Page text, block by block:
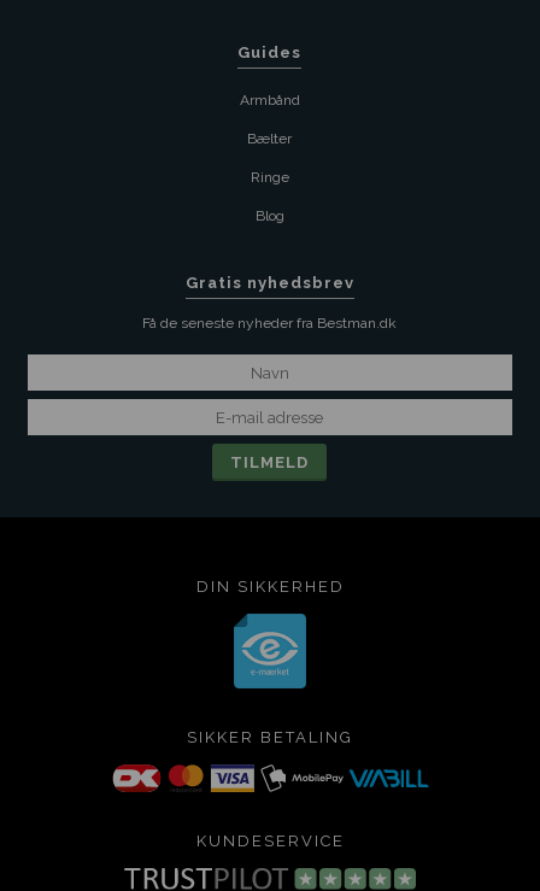
Guides
Armbånd
Bælter
Ringe
Blog
Gratis nyhedsbrev
Få de seneste nyheder fra Bestman.dk
DIN SIKKERHED
SIKKER BETALING
KUNDESERVICE